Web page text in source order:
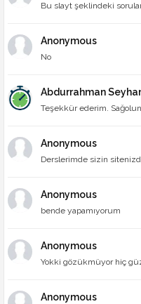
Bu slayt şeklindeki
Anonymous
No
Abdurrahman
Teşekkür ederim. Sağolun
Anonymous
Derslerimde sizin
Anonymous
bende yapamıyorum
Anonymous
Yokki gözükmüyor hiç
Anonymous